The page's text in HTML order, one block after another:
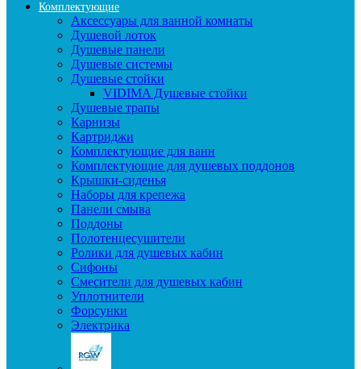
Комплектующие
Аксессуары для ванной комнаты
Душевой лоток
Душевые панели
Душевые системы
Душевые стойки
VIDIMA Душевые стойки
Душевые трапы
Карнизы
Картриджи
Комплектующие для ванн
Комплектующие для душевых поддонов
Крышки-сиденья
Наборы для крепежа
Панели смыва
Поддоны
Полотенцесушители
Ролики для душевых кабин
Сифоны
Смесители для душевых кабин
Уплотнители
Форсунки
Электрика